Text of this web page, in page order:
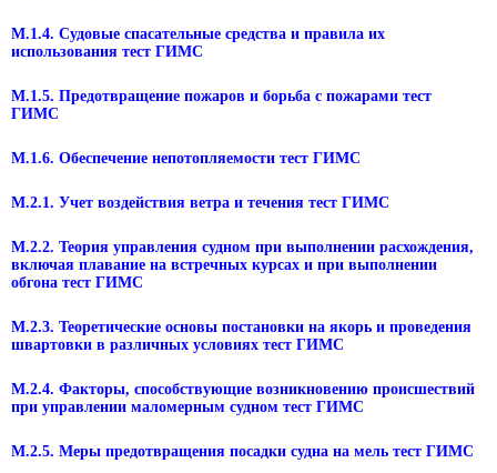
М.1.4. Судовые спасательные средства и правила их
использования тест ГИМС
М.1.5. Предотвращение пожаров и борьба с пожарами тест
ГИМС
М.1.6. Обеспечение непотопляемости тест ГИМС
М.2.1. Учет воздействия ветра и течения тест ГИМС
М.2.2. Теория управления судном при выполнении расхождения,
включая плавание на встречных курсах и при выполнении
обгона тест ГИМС
М.2.3. Теоретические основы постановки на якорь и проведения
швартовки в различных условиях тест ГИМС
М.2.4. Факторы, способствующие возникновению происшествий
при управлении маломерным судном тест ГИМС
М.2.5. Меры предотвращения посадки судна на мель тест ГИМС